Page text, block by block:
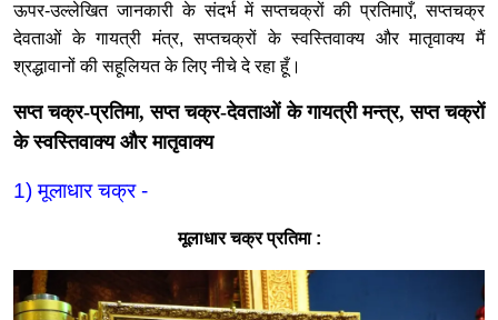
ऊपर-उल्लेखित जानकारी के संदर्भ में सप्तचक्रों की प्रतिमाएँ, सप्तचक्र
देवताओं के गायत्री मंत्र, सप्तचक्रों के स्वस्तिवाक्य और मातृवाक्य मैं
श्रद्धावानों की सहूलियत के लिए नीचे दे रहा हूँ।
सप्त चक्र-प्रतिमा,सप्त चक्र-देवताओं के गायत्री मन्त्र,सप्त चक्रों
के स्वस्तिवाक्य और मातृवाक्य
1)मूलाधार चक्र-
मूलाधार चक्र प्रतिमा :